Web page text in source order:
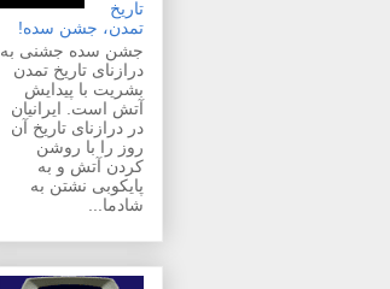
تاریخ
تمدن، جشن سده!
جشن سده جشنی به
درازنای تاریخ تمدن
بشریت با پیدایش
آتش است. ایرانیان
در درازنای تاریخ آن
روز را با روشن
کردن آتش و به
پایکوبی نشتن به
شادما...